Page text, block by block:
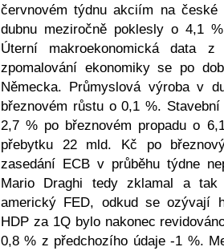
červnovém týdnu akciím na
dubnu meziročně poklesly o 4,1
Úterní makroekonomická data
zpomalování ekonomiky se po
Německa. Průmyslová výroba v
březnovém růstu o 0,1 %.
2,7 % po březnovém propadu o
přebytku 22 mld. Kč po
zasedání ECB v průběhu týdne
Mario Draghi tedy zklamal a
americký FED, odkud se ozývají
HDP za 1Q bylo nakonec
0,8 % z předchozího údaje -1 %.